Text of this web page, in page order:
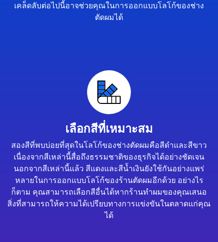
เคล็ดลับต่อไปนี้อาจช่วยคุณในการออกแบบโลโก้ของช่าง
ตัดผมได้
เลือกสีที่เหมาะสม
สองสีที่พบบ่อยที่สุดในโลโก้ของช่างตัดผมคือสีดำและสีขาว
เนื่องจากสีเหล่านี้สื่อถึงธรรมชาติของธุรกิจได้อย่างชัดเจน
นอกจากสีเหล่านี้แล้ว สีแดงและสีน้ำเงินยังใช้กันอย่างแพร่
หลายในการออกแบบโลโก้ของร้านตัดผมอีกด้วย อย่างไร
ก็ตาม คุณสามารถเลือกสีอื่นได้หากร้านทำผมของคุณเสนอ
สิ่งที่สามารถให้ความได้เปรียบทางการแข่งขันในตลาดแก่คุณ
ได้